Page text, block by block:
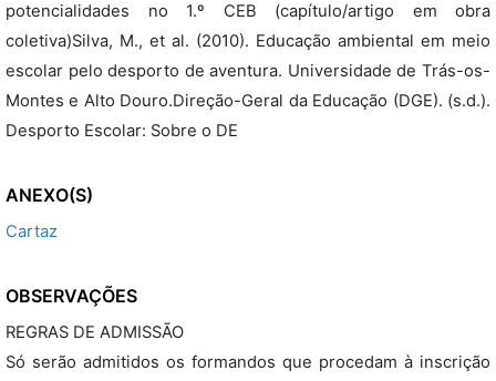
potencialidades no 1.º CEB (capítulo/artigo em obra
coletiva)Silva, M., et al. (2010). Educação ambiental em meio
escolar pelo desporto de aventura. Universidade de Trás-os-
Montes e Alto Douro.Direção-Geral da Educação (DGE). (s.d.).
Desporto Escolar: Sobre o DE
ANEXO(S)
Cartaz
OBSERVAÇÕES
REGRAS DE ADMISSÃO
Só serão admitidos os formandos que procedam à inscrição